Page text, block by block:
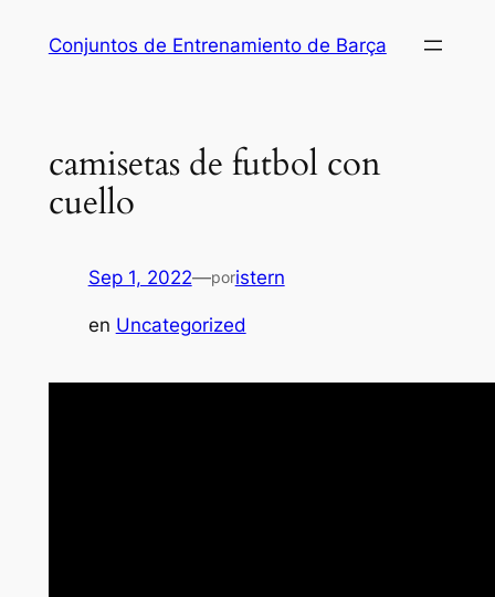
Conjuntos de Entrenamiento de Barça
camisetas de futbol con
cuello
Sep 1, 2022—poristern
en Uncategorized